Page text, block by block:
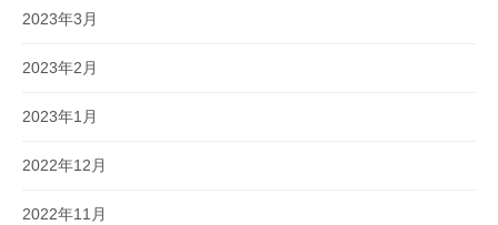
2023年3月
2023年2月
2023年1月
2022年12月
2022年11月